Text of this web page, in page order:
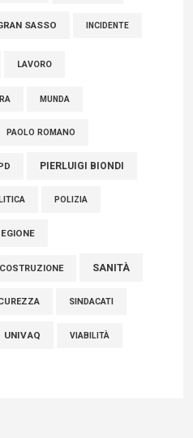
SASSO INCIDENTE
LAVORO
MUNDA
PAOLO ROMANO
PIERLUIGI BIONDI
POLIZIA
SANITÀ
SINDACATI
UNIVAQ VIABILITÀ